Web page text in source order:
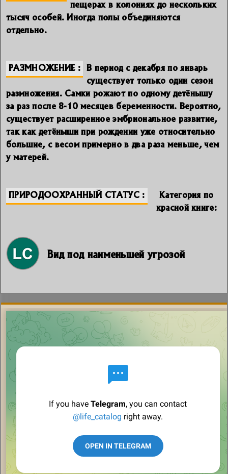
пещерах в колониях до нескольких
тысяч особей. Иногда полы объединяются
отдельно.
РАЗМНОЖЕНИЕ В период с декабря по январь
существует только один сезон
размножения. Самки рожают по одному детёнышу
за раз после 8-10 месяцев беременности. Вероятно,
существует расширенное эмбриональное развитие,
так как детёныши при рождении уже относительно
большие, с весом примерно в два раза меньше, чем
у матерей.
ПРИРОДООХРАННЫЙ СТАТУС Категория по
красной книге:
Вид под наименьшей угрозой